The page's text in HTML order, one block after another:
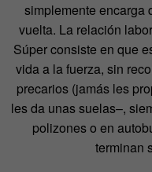
simplemente encarga
vuelta. La relación
Súper consiste en que
vida a la fuerza, sin
precarios (jamás les
les da unas suelas–,
polizones o en
terminan